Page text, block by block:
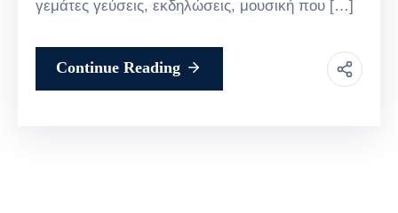
γεμάτες γεύσεις, εκδηλώσεις, μουσική που […]
Continue Reading